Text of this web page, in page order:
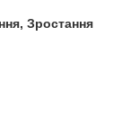
Зростання